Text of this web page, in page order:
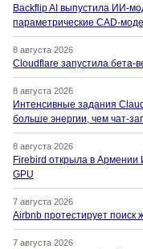
Backflip AI выпустила ИИ-
параметрические CAD-
8 августа 2026
Cloudflare запустила бета-
8 августа 2026
Интенсивные задания
больше энергии, чем чат-
8 августа 2026
Firebird открыла в Армении
GPU
7 августа 2026
Airbnb протестирует поиск
7 августа 2026